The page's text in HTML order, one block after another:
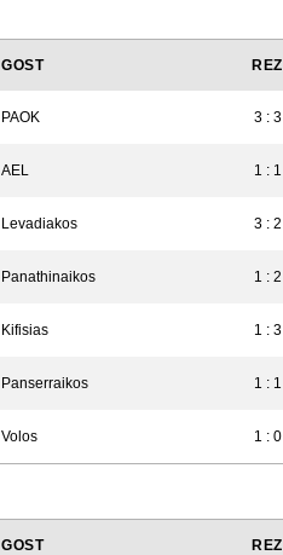
GOST REZ
PAOK 3 : 3
AEL 1 : 1
Levadiakos 3 : 2
Panathinaikos 1 : 2
Kifisias 1 : 3
Panserraikos 1 : 1
Volos 1 : 0
GOST REZ